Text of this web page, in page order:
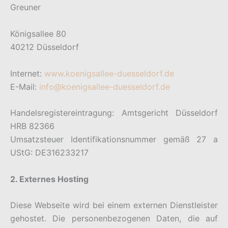
Greuner
Königsallee 80
40212 Düsseldorf
Internet: www.koenigsallee-duesseldorf.de
E-Mail: info@koenigsallee-duesseldorf.de
Handelsregistereintragung: Amtsgericht Düsseldorf
HRB 82366
Umsatzsteuer Identifikationsnummer gemäß 27 a
UStG: DE316233217
2. Externes Hosting
Diese Webseite wird bei einem externen Dienstleister
gehostet. Die personenbezogenen Daten, die auf